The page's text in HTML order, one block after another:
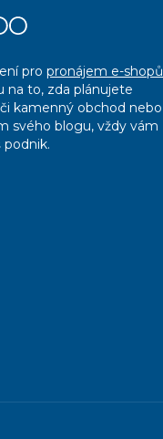
pro pronájem e-shopů
na to, zda plánujete
kamenný obchod nebo
svého blogu, vždy vám